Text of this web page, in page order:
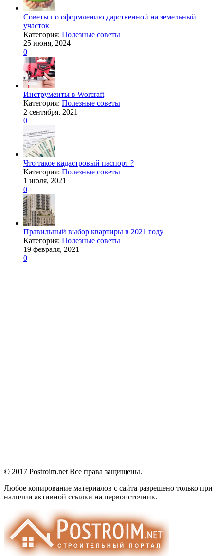
Советы по оформлению дарственной на земельный
участок
Категория: Полезные советы
25 июня, 2024
0
Инструменты в Worcraft
Категория: Полезные советы
2 сентября, 2021
0
Что такое кадастровый паспорт ?
Категория: Полезные советы
1 июля, 2021
0
Правильный выбор квартиры в 2021 году
Категория: Полезные советы
19 февраля, 2021
0
© 2017 Postroim.net Все права защищены.
Любое копирование материалов с сайта разрешено только при
наличии активной ссылки на первоисточник.